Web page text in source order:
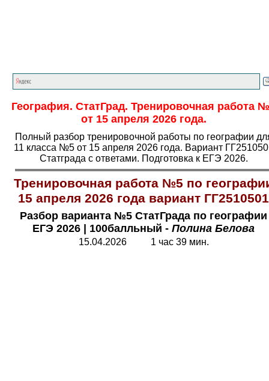
География. СтатГрад. Тренировочная работа
от 15 апреля 2026 года.
Полный разбор тренировочной работы по географии
11 класса №5 от 15 апреля 2026 года. Вариант
Статграда с ответами. Подготовка к ЕГЭ 2026.
Тренировочная работа №5 по
15 апреля 2026 года вариант ГГ2510501
Разбор варианта №5 СтатГрада по географии
ЕГЭ 2026
100балльный - Полина Белова
15.04.2026 1 час 39 мин.